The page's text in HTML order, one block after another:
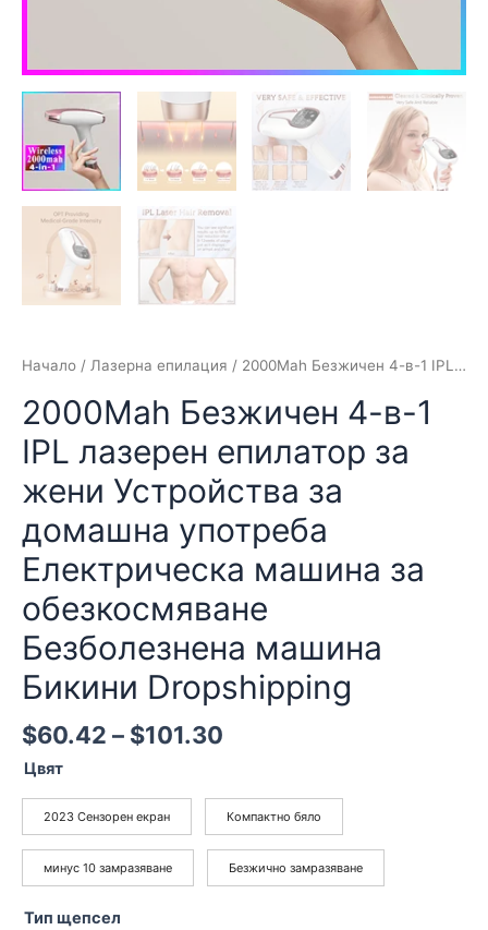
Начало / Лазерна епилация / 2000Mah Безжичен 4-в-1 IPL лазерен епилатор за жени Устройства за домашна употреба Електрическа машина за обезкосмяване Безболезнена машина Бикини Dropshipping
2000Mah Безжичен 4-в-1
IPL лазерен епилатор за
жени Устройства за
домашна употреба
Електрическа машина за
обезкосмяване
Безболезнена машина
Бикини Dropshipping
$60.42 – $101.30
Цвят
2023 Сензорен екран Компактно бяло
минус 10 замразяване Безжично замразяване
Тип щепсел